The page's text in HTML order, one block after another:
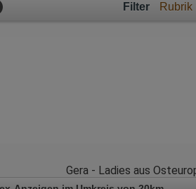
Filter Rubrik
Gera - Ladies aus